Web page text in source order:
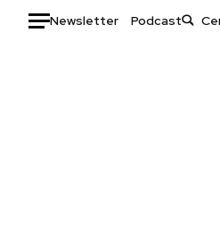
Newsletter Podcast